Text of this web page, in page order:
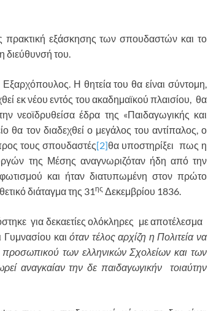
πρακτική εξάσκησης των σπουδαστών και το
διεύθυνσή του.
Η θητεία του θα είναι σύντομη,
εκ νέου εντός του ακαδημαϊκού πλαισίου, θα
νεοϊδρυθείσα έδρα της «Παιδαγωγικής και
θα τον διαδεχθεί ο μεγάλος του αντίπαλος, ο
τους σπουδαστές[2]θα υποστηρίξει πως η
της Μέσης αναγνωριζόταν ήδη από την
και ήταν διατυπωμένη στον πρώτο
διάταγμα της 31ης Δεκεμβρίου 1836.
για δεκαετίες ολόκληρες με αποτέλεσμα
Γυμνασίου καιόταν τέλοςαρχίζη η Πολιτεία να
των ελληνικών Σχολείων και των
αναγκαίαν την δε παιδαγωγικήν τοιαύτην